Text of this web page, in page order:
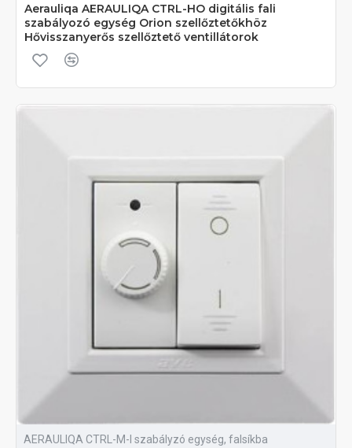
Aerauliqa AERAULIQA CTRL-HO digitális fali
szabályozó egység Orion szellőztetőkhöz
Hővisszanyerős szellőztető ventillátorok
AERAULIQA CTRL-M-I szabályzó egység, falsíkba